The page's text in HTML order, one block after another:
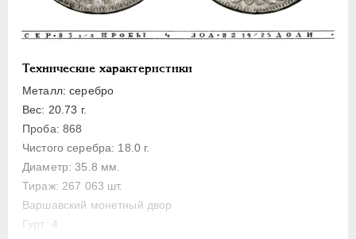
Технические характеристики
Металл: серебро
Вес: 20.73 г.
Проба: 868
Чистого серебра: 18.0 г.
Диаметр: 35.8 мм.
Тираж: 267 063 шт.
Варшавский монетный двор
Гурт: 4
Серебро
1 рубль
Полтина
25 копеек
20 копеек
10 копеек
5 копеек
1/8 фунта
1/16 фунта
Медь